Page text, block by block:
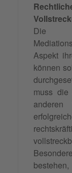
Die
Aspekt
können
muss die
anderen